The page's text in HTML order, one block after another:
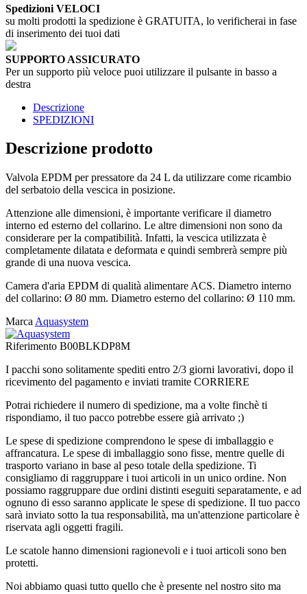
Spedizioni VELOCI
su molti prodotti la spedizione è GRATUITA, lo verificherai in fase
di inserimento dei tuoi dati
SUPPORTO ASSICURATO
Per un supporto più veloce puoi utilizzare il pulsante in basso a
destra
Descrizione
SPEDIZIONI
Descrizione prodotto
Valvola EPDM per pressatore da 24 L da utilizzare come ricambio
del serbatoio della vescica in posizione.
Attenzione alle dimensioni, è importante verificare il diametro
interno ed esterno del collarino. Le altre dimensioni non sono da
considerare per la compatibilità. Infatti, la vescica utilizzata è
completamente dilatata e deformata e quindi sembrerà sempre più
grande di una nuova vescica.
Camera d'aria EPDM di qualità alimentare ACS. Diametro interno
del collarino: Ø 80 mm. Diametro esterno del collarino: Ø 110 mm.
Marca Aquasystem
Riferimento B00BLKDP8M
I pacchi sono solitamente spediti entro 2/3 giorni lavorativi, dopo il
ricevimento del pagamento e inviati tramite CORRIERE
Potrai richiedere il numero di spedizione, ma a volte finchè ti
rispondiamo, il tuo pacco potrebbe essere già arrivato ;)
Le spese di spedizione comprendono le spese di imballaggio e
affrancatura. Le spese di imballaggio sono fisse, mentre quelle di
trasporto variano in base al peso totale della spedizione. Ti
consigliamo di raggruppare i tuoi articoli in un unico ordine. Non
possiamo raggruppare due ordini distinti eseguiti separatamente, e ad
ognuno di esso saranno applicate le spese di spedizione. Il tuo pacco
sarà inviato sotto la tua responsabilità, ma un'attenzione particolare è
riservata agli oggetti fragili.
Le scatole hanno dimensioni ragionevoli e i tuoi articoli sono ben
protetti.
Noi abbiamo quasi tutto quello che è presente nel nostro sito ma